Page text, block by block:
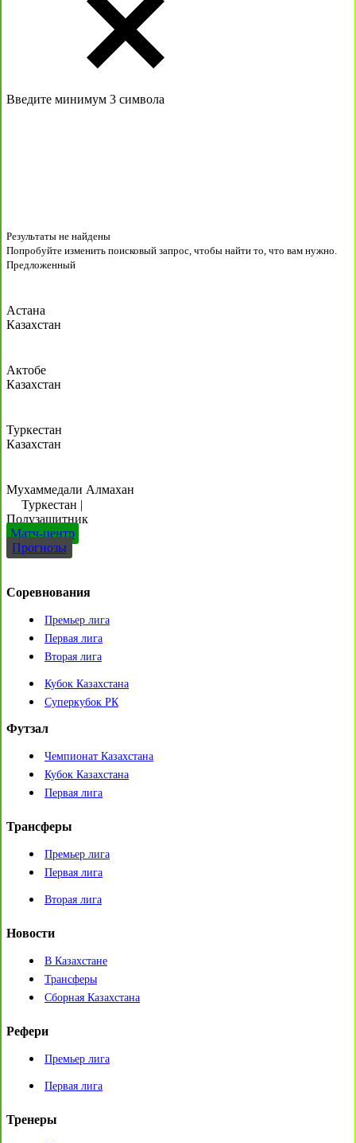
Введите минимум 3 символа
Результаты не найдены
Попробуйте изменить поисковый запрос, чтобы найти то, что вам нужно.
Предложенный
Астана
Казахстан
Актобе
Казахстан
Туркестан
Казахстан
Мухаммедали Алмахан
Туркестан |
Полузащитник
Матч-центр
Прогнозы
Соревнования
Премьер лига
Первая лига
Вторая лига
Кубок Казахстана
Суперкубок РК
Футзал
Чемпионат Казахстана
Кубок Казахстана
Первая лига
Трансферы
Премьер лига
Первая лига
Вторая лига
Новости
В Казахстане
Трансферы
Сборная Казахстана
Рефери
Премьер лига
Первая лига
Тренеры